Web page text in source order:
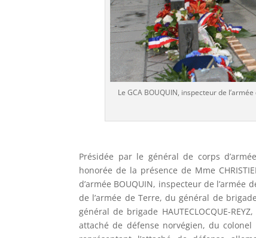
Le GCA BOUQUIN, inspecteur de
Présidée par le général de corps
honorée de la présence de Mme
d’armée BOUQUIN, inspecteur de l’armée
de l’armée de Terre, du général de
général de brigade HAUTECLOCQUE-
attaché de défense norvégien, du